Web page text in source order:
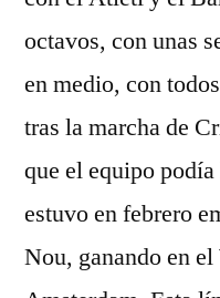
octavos, con unas
en medio, con
tras la marcha de
que el equipo
estuvo en febrero
Nou, ganando en